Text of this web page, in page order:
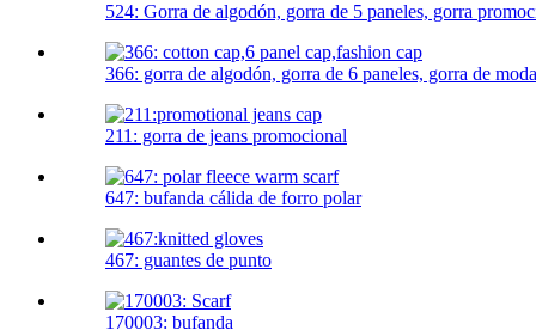
524: Gorra de algodón, gorra de 5 paneles, gorra
366: gorra de algodón, gorra de 6 paneles, gorra de moda
211: gorra de jeans promocional
647: bufanda cálida de forro polar
467: guantes de punto
170003: bufanda